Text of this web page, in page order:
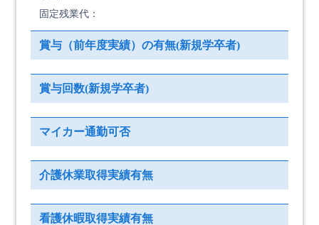
固定残業代：
賞与（前年度実績）の有無(新規学卒者)
賞与回数(新規学卒者)
マイカー通勤可否
介護休業取得実績有無
看護休暇取得実績有無